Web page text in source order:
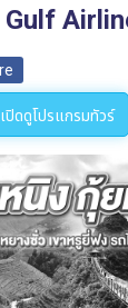
เปิดดูโปรแกรมทัวร์